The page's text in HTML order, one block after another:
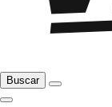
Buscar